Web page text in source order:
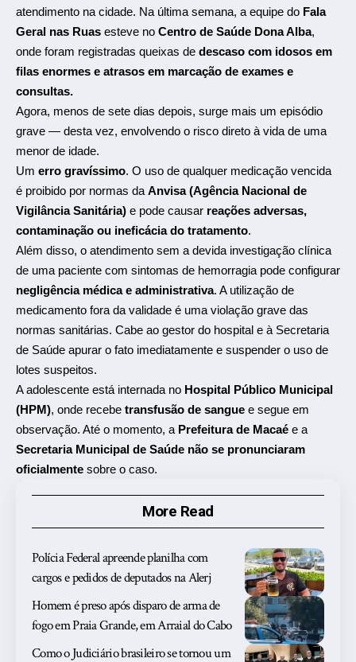
atendimento na cidade. Na última semana, a equipe do Fala
Geral nas Ruas esteve no Centro de Saúde Dona Alba,
onde foram registradas queixas de descaso com idosos em
filas enormes e atrasos em marcação de exames e
consultas.
Agora, menos de sete dias depois, surge mais um episódio
grave — desta vez, envolvendo o risco direto à vida de uma
menor de idade.
Um erro gravíssimo. O uso de qualquer medicação vencida
é proibido por normas da Anvisa (Agência Nacional de
Vigilância Sanitária) e pode causar reações adversas,
contaminação ou ineficácia do tratamento.
Além disso, o atendimento sem a devida investigação clínica
de uma paciente com sintomas de hemorragia pode configurar
negligência médica e administrativa. A utilização de
medicamento fora da validade é uma violação grave das
normas sanitárias. Cabe ao gestor do hospital e à Secretaria
de Saúde apurar o fato imediatamente e suspender o uso de
lotes suspeitos.
A adolescente está internada no Hospital Público Municipal
(HPM), onde recebe transfusão de sangue e segue em
observação. Até o momento, a Prefeitura de Macaé e a
Secretaria Municipal de Saúde não se pronunciaram
oficialmente sobre o caso.
More Read
Polícia Federal apreende planilha com
cargos e pedidos de deputados na Alerj
Homem é preso após disparo de arma de
fogo em Praia Grande, em Arraial do Cabo
Como o Judiciário brasileiro se tornou um